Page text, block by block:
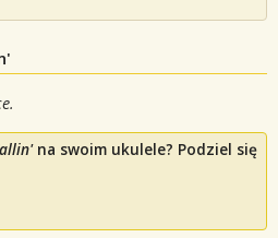
na swoim ukulele? Podziel się